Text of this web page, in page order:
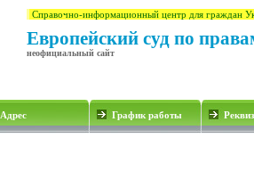
Справочно-информационный центр для граждан
Европейский суд по
неофициальный сайт
Адрес График работы